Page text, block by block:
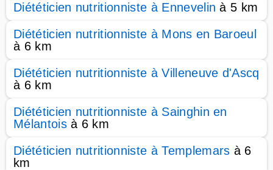
Diététicien nutritionniste à Ennevelin à 5 km
Diététicien nutritionniste à Mons en Baroeul
à 6 km
Diététicien nutritionniste à Villeneuve d'Ascq
à 6 km
Diététicien nutritionniste à Sainghin en
Mélantoisà 6 km
Diététicien nutritionniste à Templemars à 6
km